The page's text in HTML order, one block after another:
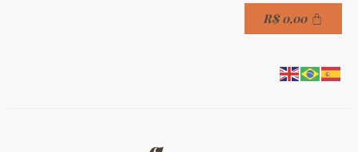
R$0,00